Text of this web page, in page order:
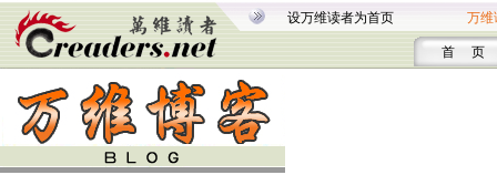
设万维读者为首页 万维
首 页